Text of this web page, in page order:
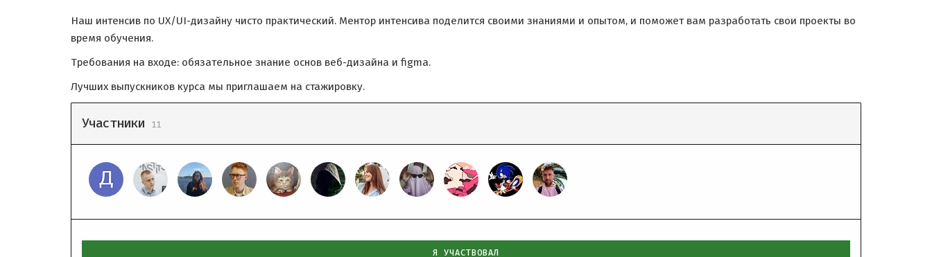
Наш интенсив по UX/UI-дизайну чисто практический. Ментор интенсива поделится своими знаниями и опытом, и поможет вам разработать свои проекты во
время обучения.
Требования на входе: обязательное знание основ веб-дизайна и figma.
Лучших выпускников курса мы приглашаем на стажировку.
Участники 11
Я УЧАСТВОВАЛ